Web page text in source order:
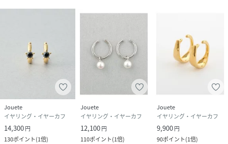
Jouete
イヤリング・イヤーカフ
14,300円
130ポイント(1倍)
Jouete
イヤリング・イヤーカフ
12,100円
110ポイント(1倍)
Jouete
イヤリング・イヤーカフ
9,900円
90ポイント(1倍)